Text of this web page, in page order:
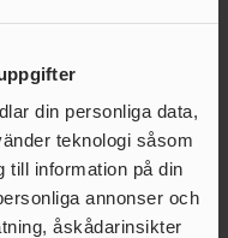
din personliga data,
teknologi såsom
till information på din
annonser och
åskådarinsikter
Välkommen till
2025!
LÄS MER